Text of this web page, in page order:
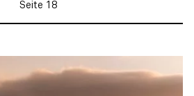
Seite 18